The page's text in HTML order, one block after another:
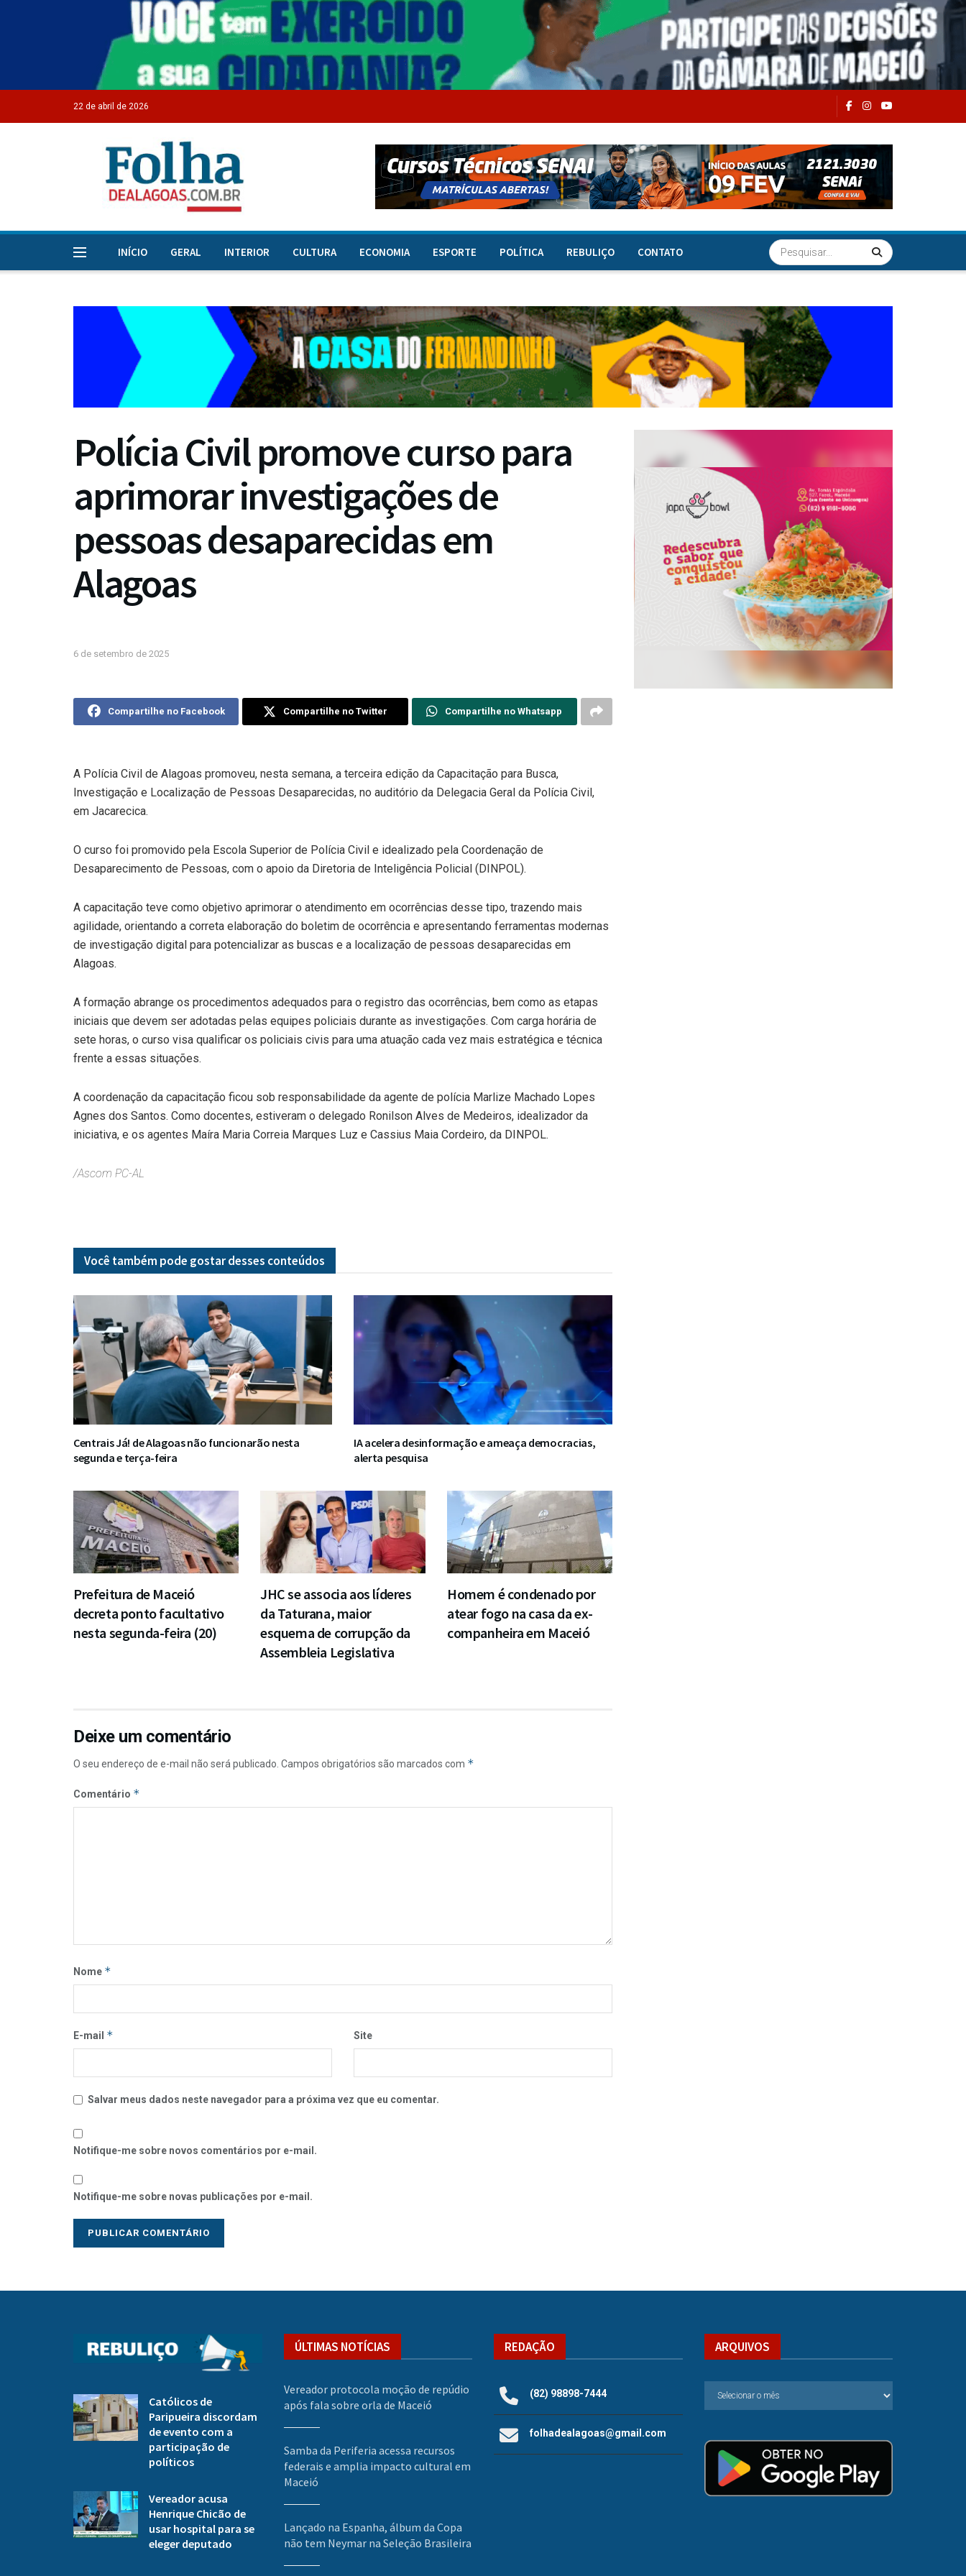
22 de abril de 2026
INÍCIO GERAL INTERIOR CULTURA ECONOMIA ESPORTE POLÍTICA REBULIÇO CONTATO
Polícia Civil promove curso para
aprimorar investigações de
pessoas desaparecidas em
Alagoas
6 de setembro de 2025
Compartilhe no Facebook Compartilhe no Twitter Compartilhe no Whatsapp
A Polícia Civil de Alagoas promoveu, nesta semana, a terceira edição da Capacitação para Busca,
Investigação e Localização de Pessoas Desaparecidas, no auditório da Delegacia Geral da Polícia Civil,
em Jacarecica.
O curso foi promovido pela Escola Superior de Polícia Civil e idealizado pela Coordenação de
Desaparecimento de Pessoas, com o apoio da Diretoria de Inteligência Policial (DINPOL).
A capacitação teve como objetivo aprimorar o atendimento em ocorrências desse tipo, trazendo mais
agilidade, orientando a correta elaboração do boletim de ocorrência e apresentando ferramentas modernas
de investigação digital para potencializar as buscas e a localização de pessoas desaparecidas em
Alagoas.
A formação abrange os procedimentos adequados para o registro das ocorrências, bem como as etapas
iniciais que devem ser adotadas pelas equipes policiais durante as investigações. Com carga horária de
sete horas, o curso visa qualificar os policiais civis para uma atuação cada vez mais estratégica e técnica
frente a essas situações.
A coordenação da capacitação ficou sob responsabilidade da agente de polícia Marlize Machado Lopes
Agnes dos Santos. Como docentes, estiveram o delegado Ronilson Alves de Medeiros, idealizador da
iniciativa, e os agentes Maíra Maria Correia Marques Luz e Cassius Maia Cordeiro, da DINPOL.
/Ascom PC-AL
Você também pode gostar desses conteúdos
Centrais Já! de Alagoas não funcionarão nesta
segunda e terça-feira
IA acelera desinformação e ameaça democracias,
alerta pesquisa
Prefeitura de Maceió
decreta ponto facultativo
nesta segunda-feira (20)
JHC se associa aos líderes
da Taturana, maior
esquema de corrupção da
Assembleia Legislativa
Homem é condenado por
atear fogo na casa da ex-
companheira em Maceió
Deixe um comentário
O seu endereço de e-mail não será publicado. Campos obrigatórios são marcados com *
Comentário *
Nome *
E-mail * Site
Salvar meus dados neste navegador para a próxima vez que eu comentar.
Notifique-me sobre novos comentários por e-mail.
Notifique-me sobre novas publicações por e-mail.
Católicos de
Paripueira discordam
de evento com a
participação de
políticos
Vereador acusa
Henrique Chicão de
usar hospital para se
eleger deputado
ÚLTIMAS NOTÍCIAS
Vereador protocola moção de repúdio
após fala sobre orla de Maceió
Samba da Periferia acessa recursos
federais e amplia impacto cultural em
Maceió
Lançado na Espanha, álbum da Copa
não tem Neymar na Seleção Brasileira
REDAÇÃO
(82) 98898-7444
folhadealagoas@gmail.com
ARQUIVOS